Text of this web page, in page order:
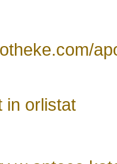
in orlistat